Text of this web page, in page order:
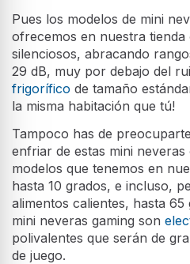
Pues los modelos de mini
ofrecemos en nuestra
silenciosos, abracando
29 dB, muy por debajo del
frigorífico de tamaño
la misma habitación que tú!
Tampoco has de
enfriar de estas mini neveras
modelos que tenemos en
hasta 10 grados, e incluso,
alimentos calientes, hasta 65
mini neveras gaming son
polivalentes que serán de
de juego.